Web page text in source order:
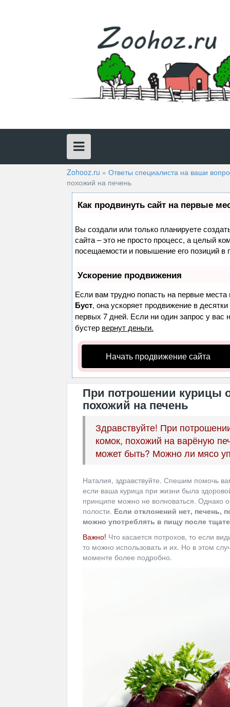
Zohooz.ru » Ответы специалиста на ваши
похожий на печень
Как продвинуть сайт на первые
Вы создали или только планируете
сайта – это не просто процесс, а целый
посещаемости и повышение его позиций в
Ускорение продвижения
Если вам трудно попасть на первые
Буст, она ускоряет продвижение в
первых 7 дней. Если ни один запрос у вас
бустер вернут деньги.
Начать продвижение сайта
При потрошении курицы
похожий на печень
Здравствуйте! При
комок, похожий на варёную
может быть? Можно ли мясо
Наталия, здравствуйте. Спешим помочь
если ваша курица при жизни была
принципе можно не волноваться. Однако
полости. Если отклонений нет, печень,
можно употреблять в пищу после
Важно! Что касается потрохов, то если
то можно использовать и их. Но в этом
моменте более подробно.